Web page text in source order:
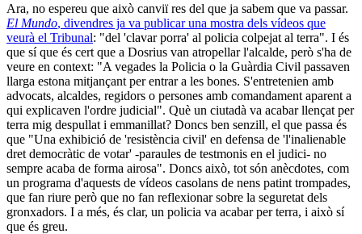
Ara, no espereu que això canviï res del que ja sabem que va passar.
El Mundo, divendres ja va publicar una mostra dels vídeos que
veurà el Tribunal: "del 'clavar porra' al policia colpejat al terra". I és
que sí que és cert que a Dosrius van atropellar l'alcalde, però s'ha de
veure en context: "A vegades la Policia o la Guàrdia Civil passaven
llarga estona mitjançant per entrar a les bones. S'entretenien amb
advocats, alcaldes, regidors o persones amb comandament aparent a
qui explicaven l'ordre judicial". Què un ciutadà va acabar llençat per
terra mig despullat i emmanillat? Doncs ben senzill, el que passa és
que "Una exhibició de 'resistència civil' en defensa de 'l'inalienable
dret democràtic de votar' -paraules de testmonis en el judici- no
sempre acaba de forma airosa". Doncs això, tot són anècdotes, com
un programa d'aquests de vídeos casolans de nens patint trompades,
que fan riure però que no fan reflexionar sobre la seguretat dels
gronxadors. I a més, és clar, un policia va acabar per terra, i això sí
que és greu.